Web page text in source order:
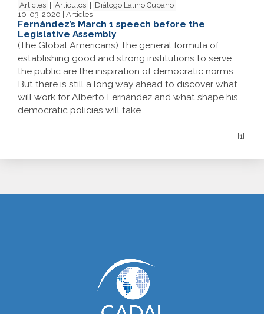
Articles Artículos
Diálogo Latino Cubano
10-03-2020 | Articles
Fernández’s March 1 speech before the
Legislative Assembly
(The Global Americans) The general formula of
establishing good and strong institutions to serve
the public are the inspiration of democratic norms.
But there is still a long way ahead to discover what
will work for Alberto Fernández and what shape his
democratic policies will take.
[1]